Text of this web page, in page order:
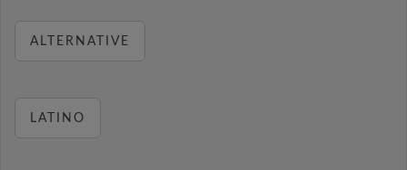
ALTERNATIVE
LATINO